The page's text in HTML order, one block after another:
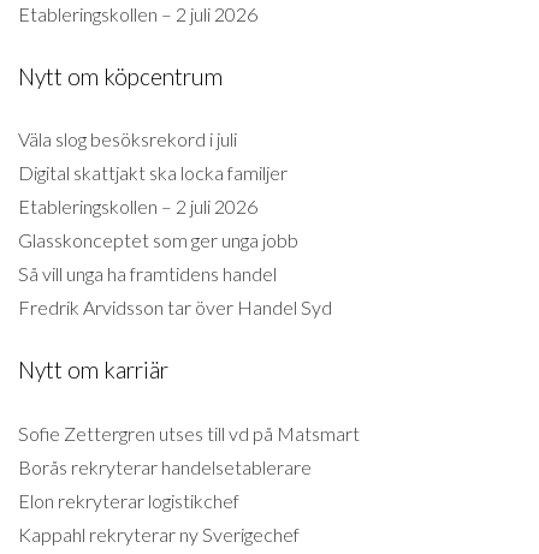
Etableringskollen – 2 juli 2026
Nytt om köpcentrum
Väla slog besöksrekord i juli
Digital skattjakt ska locka familjer
Etableringskollen – 2 juli 2026
Glasskonceptet som ger unga jobb
Så vill unga ha framtidens handel
Fredrik Arvidsson tar över Handel Syd
Nytt om karriär
Sofie Zettergren utses till vd på Matsmart
Borås rekryterar handelsetablerare
Elon rekryterar logistikchef
Kappahl rekryterar ny Sverigechef